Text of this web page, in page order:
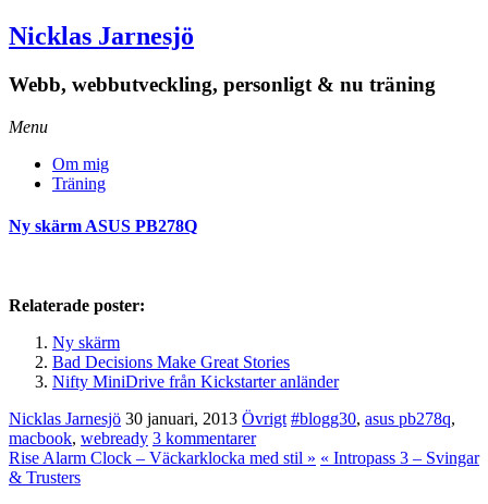
Nicklas Jarnesjö
Webb, webbutveckling, personligt & nu träning
Menu
Om mig
Träning
Ny skärm ASUS PB278Q
Relaterade poster:
Ny skärm
Bad Decisions Make Great Stories
Nifty MiniDrive från Kickstarter anländer
Nicklas Jarnesjö 30 januari, 2013 Övrigt #blogg30, asus pb278q,
macbook, webready 3 kommentarer
Rise Alarm Clock – Väckarklocka med stil » « Intropass 3 – Svingar
& Trusters